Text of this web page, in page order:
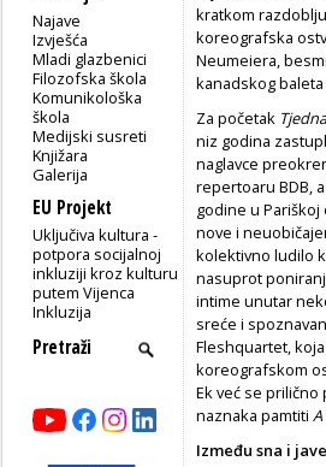
Najave
Izvješća
Mladi glazbenici
Filozofska škola
Komunikološka
škola
Medijski susreti
Knjižara
Galerija
EU Projekt
Uključiva kultura -
potpora socijalnoj
inkluziji kroz kulturu
putem Vijenca
Inkluzija
kratkom
koreografska
Neumeiera,
kanadskog
Za početak Tjedna
niz godina
naglavce
repertoaru BDB,
godine u
nove i
kolektivno ludilo
nasuprot
intime unutar
sreće i
Fleshquartet,
koreografskom
Ek već se
naznaka pamtiti
Između sna i jave